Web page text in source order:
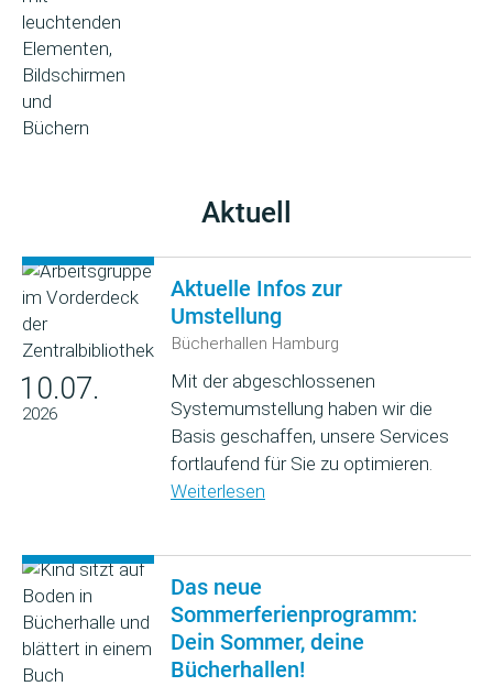
Aktuell
10.07.
2026
Aktuelle Infos zur
Umstellung
Bücherhallen Hamburg
Mit der abgeschlossenen
Systemumstellung haben wir die
Basis geschaffen, unsere Services
fortlaufend für Sie zu optimieren.
Weiterlesen
Das neue
Sommerferienprogramm:
Dein Sommer, deine
Bücherhallen!